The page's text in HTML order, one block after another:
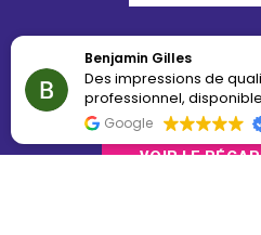
Index égalité
86/
VOIR LE
Benjamin Gilles
Des impressions de
professionnel,
Google